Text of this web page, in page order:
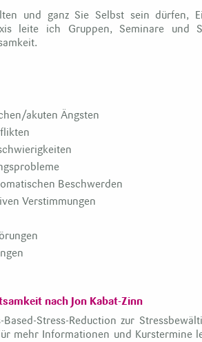
und ganz Sie Selbst sein dürfen,
leite ich Gruppen, Seminare und
akuten Ängsten
Beschwerden
Verstimmungen
nach Jon Kabat-Zinn
Stress-Reduction zur
mehr Informationen und Kurstermine